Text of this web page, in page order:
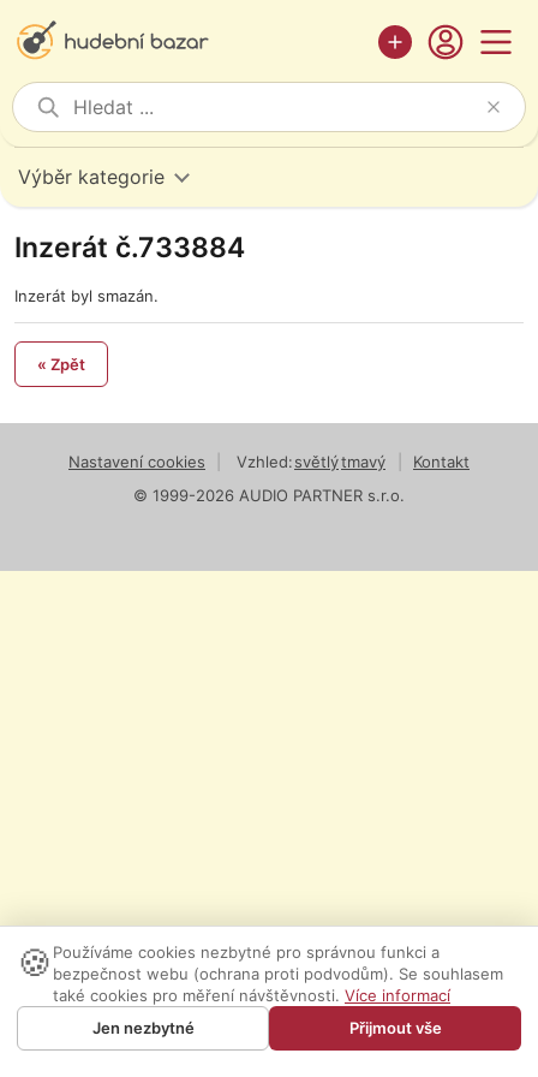
Výběr kategorie
Inzerát č.733884
Inzerát byl smazán.
« Zpět
Nastavení cookies Vzhled:světlýtmavý
Kontakt
© 1999-2026 AUDIO PARTNER s.r.o.
🍪 Používáme cookies nezbytné pro správnou funkci a
bezpečnost webu (ochrana proti podvodům). Se souhlasem
také cookies pro měření návštěvnosti. Více informací
Jen nezbytné
Přijmout vše